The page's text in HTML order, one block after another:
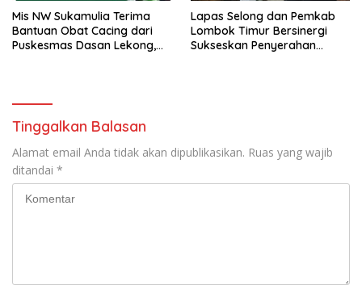
Mis NW Sukamulia Terima
Bantuan Obat Cacing dari
Puskesmas Dasan Lekong,
Lapas Selong dan Pemkab
Lombok Timur Bersinergi
Sukseskan Penyerahan
Tinggalkan Balasan
Alamat email Anda tidak akan dipublikasikan. Ruas yang wajib
ditandai *